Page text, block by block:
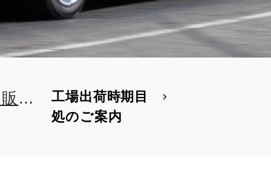
工場出荷時期目
処のご案内